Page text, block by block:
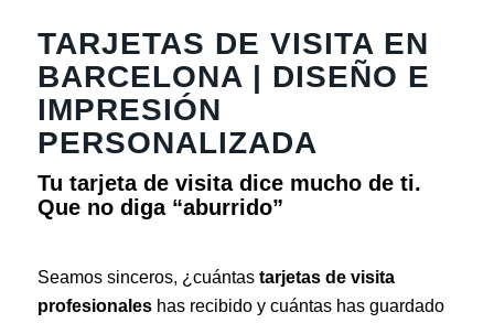
TARJETAS DE VISITA EN
BARCELONA | DISEÑO E
IMPRESIÓN
PERSONALIZADA
Tu tarjeta de visita dice mucho de ti.
Que no diga “aburrido”
Seamos sinceros, ¿cuántas tarjetas de visita
profesionaleshas recibido y cuántas has guardado